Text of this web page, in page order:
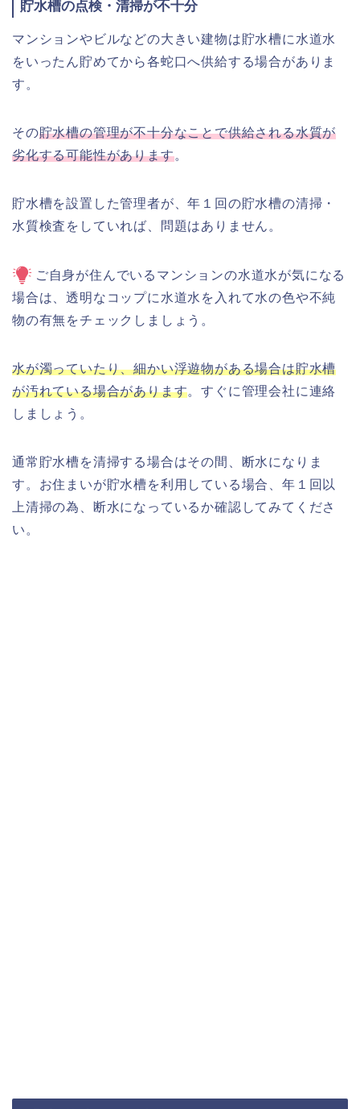
貯水槽の点検・清掃が不十分
マンションやビルなどの大きい建物は貯水槽に水道水
をいったん貯めてから各蛇口へ供給する場合がありま
す。
その貯水槽の管理が不十分なことで供給される水質が
劣化する可能性があります。
貯水槽を設置した管理者が、年１回の貯水槽の清掃・
水質検査をしていれば、問題はありません。
ご自身が住んでいるマンションの水道水が気になる
場合は、透明なコップに水道水を入れて水の色や不純
物の有無をチェックしましょう。
水が濁っていたり、細かい浮遊物がある場合は貯水槽
が汚れている場合があります。すぐに管理会社に連絡
しましょう。
通常貯水槽を清掃する場合はその間、断水になりま
す。お住まいが貯水槽を利用している場合、年１回以
上清掃の為、断水になっているか確認してみてくださ
い。